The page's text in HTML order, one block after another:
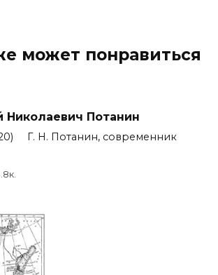
может понравиться
Николаевич Потанин
Г. Н. Потанин, современник